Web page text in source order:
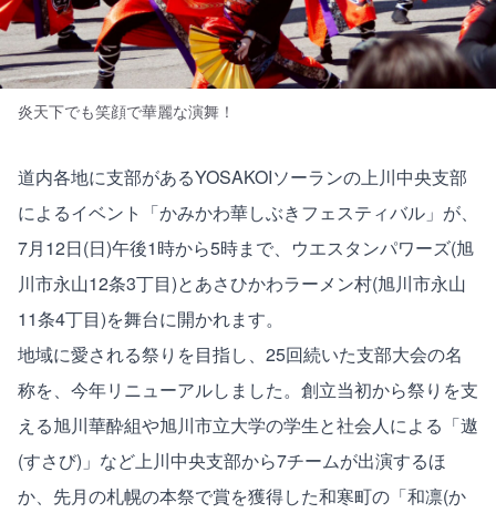
炎天下でも笑顔で華麗な演舞！
道内各地に支部があるYOSAKOIソーランの上川中央支部
によるイベント「かみかわ華しぶきフェスティバル」が、
7月12日(日)午後1時から5時まで、ウエスタンパワーズ(旭
川市永山12条3丁目)とあさひかわラーメン村(旭川市永山
11条4丁目)を舞台に開かれます。
地域に愛される祭りを目指し、25回続いた支部大会の名
称を、今年リニューアルしました。創立当初から祭りを支
える旭川華酔組や旭川市立大学の学生と社会人による「遨
(すさび)」など上川中央支部から7チームが出演するほ
か、先月の札幌の本祭で賞を獲得した和寒町の「和凛(か